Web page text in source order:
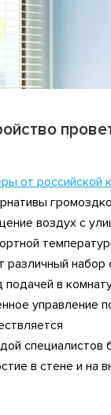
от российской
воздух с
различный набор
подачей в
управление
специалистов
в стене и на